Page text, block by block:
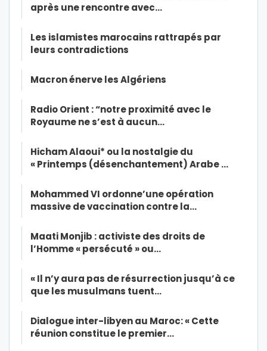
après une rencontre avec…
Les islamistes marocains rattrapés par
leurs contradictions
Macron énerve les Algériens
Radio Orient : “notre proximité avec le
Royaume ne s’est à aucun…
Hicham Alaoui* ou la nostalgie du
« Printemps (désenchantement) Arabe …
Mohammed VI ordonne’une opération
massive de vaccination contre la…
Maati Monjib : activiste des droits de
l’Homme « persécuté » ou…
« Il n’y aura pas de résurrection jusqu’à ce
que les musulmans tuent…
Dialogue inter-libyen au Maroc: « Cette
réunion constitue le premier…